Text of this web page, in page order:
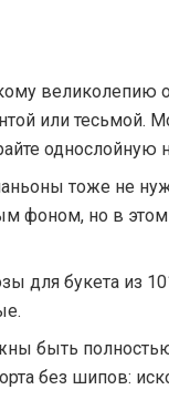
великолепию
или тесьмой.
однослойную
тоже не
фоном, но в этом
для букета из
быть
без шипов: